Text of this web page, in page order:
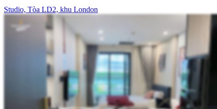
Studio, Tòa LD2, khu London